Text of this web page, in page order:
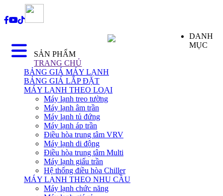
DANH
MỤC
SẢN PHẨM
TRANG CHỦ
BẢNG GIÁ MÁY LẠNH
BẢNG GIÁ LẮP ĐẶT
MÁY LẠNH THEO LOẠI
Máy lạnh treo tường
Máy lạnh âm trần
Máy lạnh tủ đứng
Máy lạnh áp trần
Điều hòa trung tâm VRV
Máy lạnh di động
Điều hòa trung tâm Multi
Máy lạnh giấu trần
Hệ thống điều hòa Chiller
MÁY LẠNH THEO NHU CẦU
Máy lạnh chức năng